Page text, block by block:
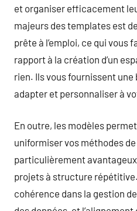
et organiser efficacement
majeurs des templates est
prête à l’emploi, ce qui vous
rapport à la création d’un
rien. Ils vous fournissent une
adapter et personnaliser à
En outre, les modèles
uniformiser vos méthodes
particulièrement
projets à structure
cohérence dans la gestion